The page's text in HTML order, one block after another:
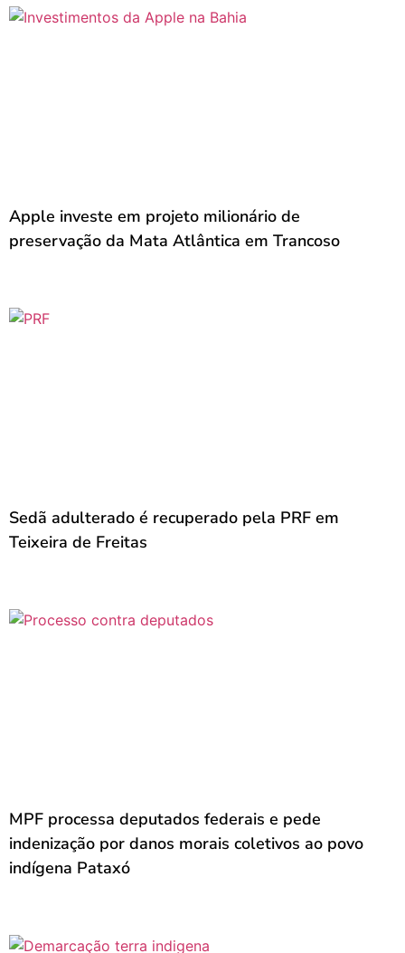
Apple investe em projeto milionário de
preservação da Mata Atlântica em Trancoso
Sedã adulterado é recuperado pela PRF em
Teixeira de Freitas
MPF processa deputados federais e pede
indenização por danos morais coletivos ao povo
indígena Pataxó